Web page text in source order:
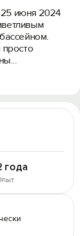
25 июня 2024
года